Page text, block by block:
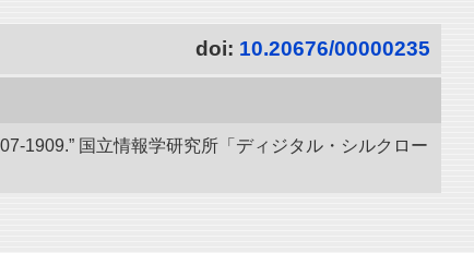
doi: 10.20676/00000235
1909.” 国立情報学研究所「ディジタル・シルクロー